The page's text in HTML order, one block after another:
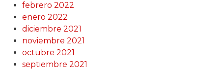
febrero 2022
enero 2022
diciembre 2021
noviembre 2021
octubre 2021
septiembre 2021